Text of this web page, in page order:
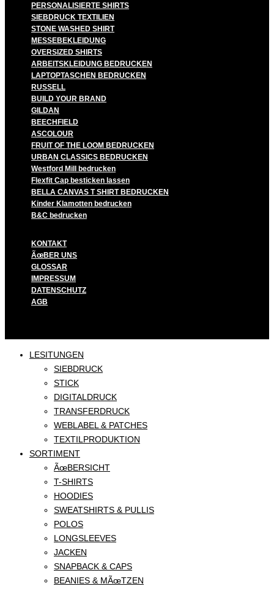
PERSONALISIERTE SHIRTS
SIEBDRUCK TEXTILIEN
STONE WASHED SHIRT
MESSEBEKLEIDUNG
OVERSIZED SHIRTS
ARBEITSKLEIDUNG BEDRUCKEN
LAPTOPTASCHEN BEDRUCKEN
RUSSELL
BUILD YOUR BRAND
GILDAN
BEECHFIELD
ASCOLOUR
FRUIT OF THE LOOM BEDRUCKEN
URBAN CLASSICS BEDRUCKEN
Westford Mill bedrucken
Flexfit Cap besticken lassen
BELLA CANVAS T SHIRT BEDRUCKEN
Kinder Klamotten bedrucken
B&C bedrucken
KONTAKT
ÃœBER UNS
GLOSSAR
IMPRESSUM
DATENSCHUTZ
AGB
LESITUNGEN
SIEBDRUCK
STICK
DIGITALDRUCK
TRANSFERDRUCK
WEBLABEL & PATCHES
TEXTILPRODUKTION
SORTIMENT
ÃœBERSICHT
T-SHIRTS
HOODIES
SWEATSHIRTS & PULLIS
POLOS
LONGSLEEVES
JACKEN
SNAPBACK & CAPS
BEANIES & MÃœTZEN